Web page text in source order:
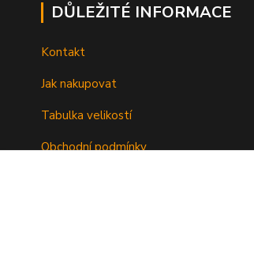
DŮLEŽITÉ INFORMACE
Kontakt
Jak nakupovat
Tabulka velikostí
Obchodní podmínky